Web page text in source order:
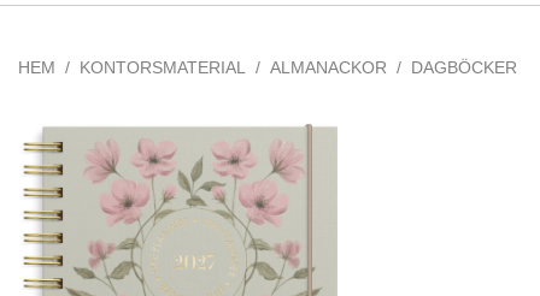
HEM KONTORSMATERIAL ALMANACKOR DAGBÖCKER